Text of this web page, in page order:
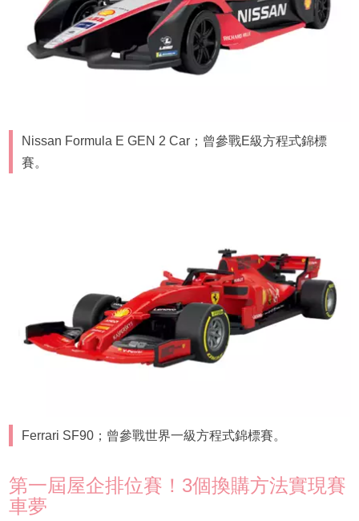
Nissan Formula E GEN 2 Car；曾參戰E級方程式錦標
賽。
Ferrari SF90；曾參戰世界一級方程式錦標賽。
第一屆屋企排位賽！3個換購方法實現賽
車夢